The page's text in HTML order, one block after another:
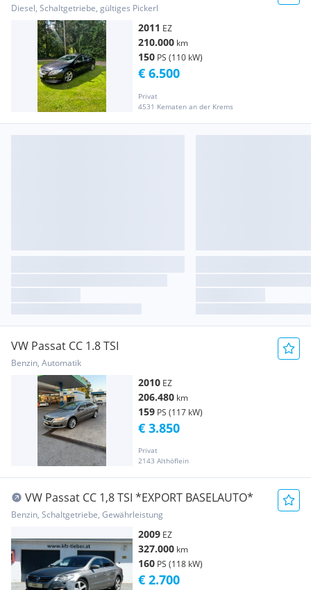
Diesel, Schaltgetriebe, gültiges Pickerl
2011 EZ
210.000 km
150 PS (110 kW)
Privat
4531 Kematen an der Krems
€ 6.500
VW Passat CC 1.8 TSI
Benzin, Automatik
2010 EZ
206.480 km
159 PS (117 kW)
Privat
2143 Althöflein
€ 3.850
VW Passat CC 1,8 TSI *EXPORT BASELAUTO*
Benzin, Schaltgetriebe, Gewährleistung
2009 EZ
327.000 km
160 PS (118 kW)
€ 2.700